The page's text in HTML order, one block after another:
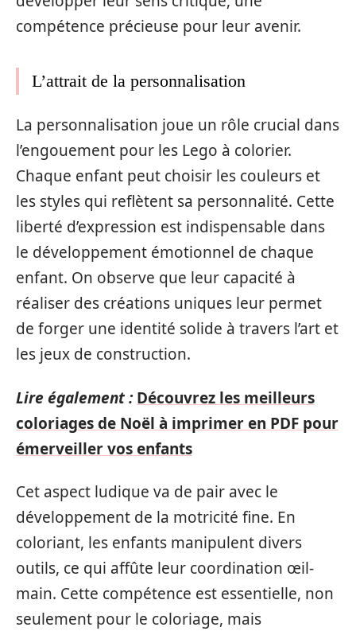
compétence précieuse pour leur avenir.
L’attrait de la personnalisation
La personnalisation joue un rôle crucial dans
l’engouement pour les Lego à colorier.
Chaque enfant peut choisir les couleurs et
les styles qui reflètent sa personnalité. Cette
liberté d’expression est indispensable dans
le développement émotionnel de chaque
enfant. On observe que leur capacité à
réaliser des créations uniques leur permet
de forger une identité solide à travers l’art et
les jeux de construction.
Lire également : Découvrez les meilleurs
coloriages de Noël à imprimer en PDF pour
émerveiller vos enfants
Cet aspect ludique va de pair avec le
développement de la motricité fine. En
coloriant, les enfants manipulent divers
outils, ce qui affûte leur coordination œil-
main. Cette compétence est essentielle, non
seulement pour le coloriage, mais